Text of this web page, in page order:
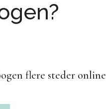
flere steder online